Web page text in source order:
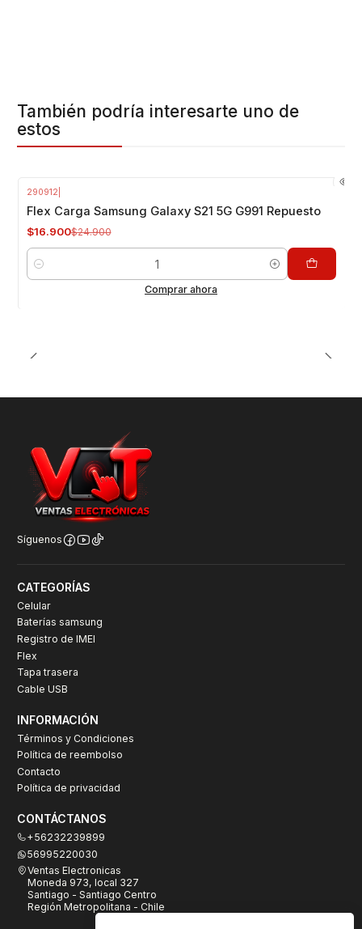
También podría interesarte uno de
estos
290912
Flex Carga Samsung Galaxy S21 5G G991 Repuesto
$16.900$24.900
Cantidad
Comprar ahora
Síguenos
CATEGORÍAS
Celular
Baterías samsung
Registro de IMEI
Flex
Tapa trasera
Cable USB
INFORMACIÓN
Términos y Condiciones
Política de reembolso
Contacto
Política de privacidad
CONTÁCTANOS
+56232239899
56995220030
Ventas Electronicas
Moneda 973, local 327
Santiago - Santiago Centro
Región Metropolitana - Chile